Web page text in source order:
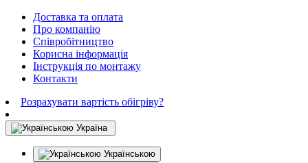
Доставка та оплата
Про компанію
Співробітництво
Корисна інформація
Інструкція по монтажу
Контакти
Розрахувати вартість обігріву?
Україна
Українською